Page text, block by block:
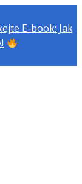
E-book: Jak